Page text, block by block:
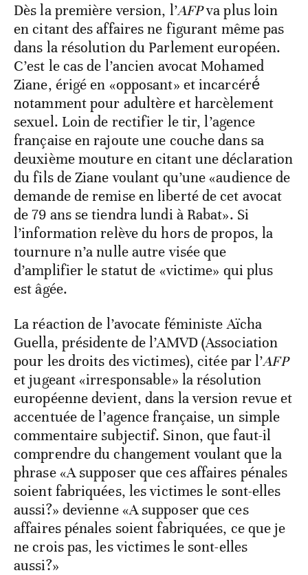
Dès la première version, l’AFPva plus loin
en citant des affaires ne figurant même pas
dans la résolution du Parlement européen.
C’est le cas de l’ancien avocat Mohamed
Ziane, érigé en «opposant» et incarcéré́
notamment pour adultère et harcèlement
sexuel. Loin de rectifier le tir, l’agence
française en rajoute une couche dans sa
deuxième mouture en citant une déclaration
du fils de Ziane voulant qu’une «audience de
demande de remise en liberté de cet avocat
de 79 ans se tiendra lundi à Rabat». Si
l’information relève du hors de propos, la
tournure n’a nulle autre visée que
d’amplifier le statut de «victime» qui plus
est âgée.
La réaction de l’avocate féministe Aïcha
Guella, présidente de l’AMVD (Association
pour les droits des victimes), citée par l’AFP
et jugeant «irresponsable» la résolution
européenne devient, dans la version revue et
accentuée de l’agence française, un simple
commentaire subjectif. Sinon, que faut-il
comprendre du changement voulant que la
phrase «A supposer que ces affaires pénales
soient fabriquées, les victimes le sont-elles
aussi?» devienne «A supposer que ces
affaires pénales soient fabriquées, ce que je
ne crois pas, les victimes le sont-elles
aussi?»